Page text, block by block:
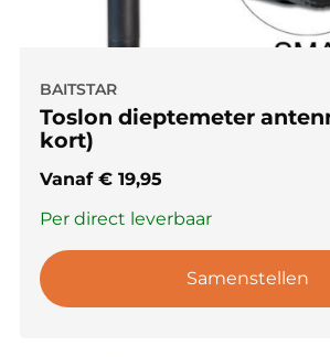
BAITSTAR
Toslon dieptemeter
kort)
Vanaf € 19,95
Per direct leverbaar
Samenstellen